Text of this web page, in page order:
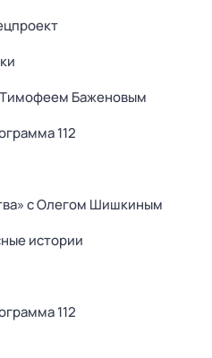
Тимофеем Баженовым
112
с Олегом Шишкиным
истории
112